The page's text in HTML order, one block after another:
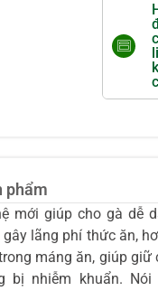
phẩm
mới giúp cho gà dễ
lãng phí thức ăn,
máng ăn, giúp giữ
bị nhiễm khuẩn. Nói